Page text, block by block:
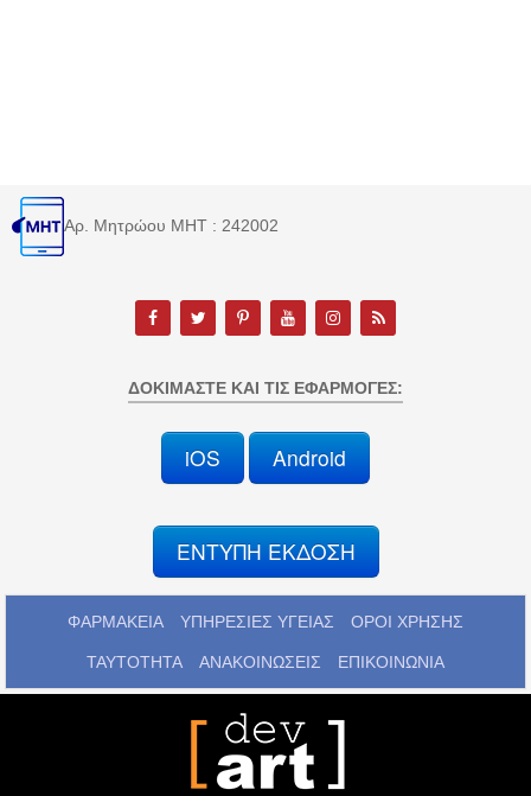
Αρ. Μητρώου MHT : 242002
ΔΟΚΙΜΆΣΤΕ ΚΑΙ ΤΙΣ ΕΦΑΡΜΟΓΈΣ:
iOS Android
ΕΝΤΥΠΗ ΕΚΔΟΣΗ
ΦΑΡΜΑΚΕΙΑ ΥΠΗΡΕΣΙΕΣ ΥΓΕΙΑΣ ΟΡΟΙ ΧΡΗΣΗΣ
ΤΑΥΤΟΤΗΤΑ ΑΝΑΚΟΙΝΩΣΕΙΣ ΕΠΙΚΟΙΝΩΝΙΑ